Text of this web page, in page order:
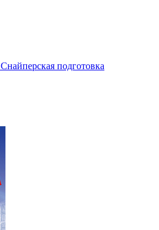
Снайперская подготовка